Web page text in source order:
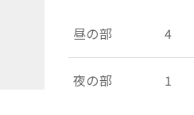
昼の部 4
夜の部 1